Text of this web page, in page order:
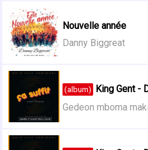
Nouvelle année
Danny Biggreat
(album)
King Gent -
Gedeon mboma